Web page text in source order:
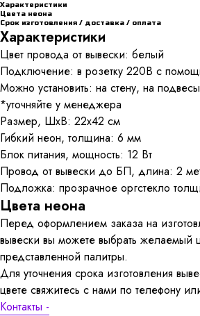
Характеристики
Цвета неона
Срок изготовления / доставка / оплата
Характеристики
Цвет провода от вывески: белый
Подключение: в розетку 220В с
Можно установить: на стену, на
*уточняйте у менеджера
Размер, ШхВ: 22x42 см
Гибкий неон, толщина: 6 мм
Блок питания, мощность: 12 Вт
Провод от вывески до БП, длина: 2
Подложка: прозрачное оргстекло
Цвета неона
Перед оформлением заказа на
вывески вы можете выбрать желаемый
представленной палитры.
Для уточнения срока изготовления
цвете свяжитесь с нами по телефону
Контакты -